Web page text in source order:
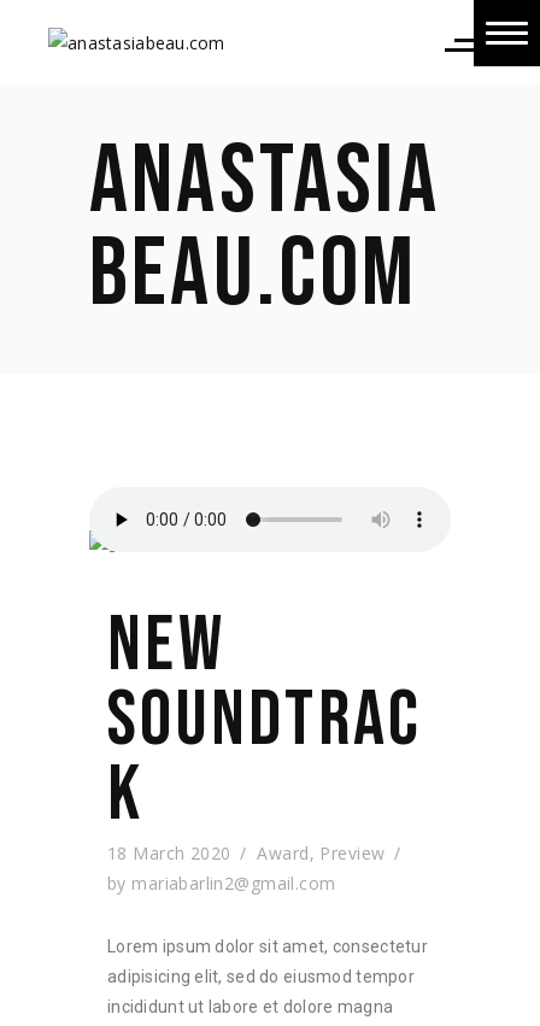
ANASTASIA
BEAU.COM
NEW
SOUNDTRAC
K
18 March 2020 Award, Preview
by mariabarlin2@gmail.com
Lorem ipsum dolor sit amet, consectetur
adipisicing elit, sed do eiusmod tempor
incididunt ut labore et dolore magna
About Us
About Us
Contact Us
Contact Us